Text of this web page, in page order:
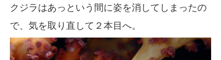
クジラはあっという間に姿を消してしまったの
で、気を取り直して２本目へ。